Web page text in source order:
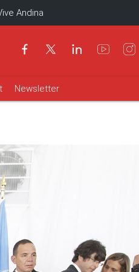
Andina
Newsletter